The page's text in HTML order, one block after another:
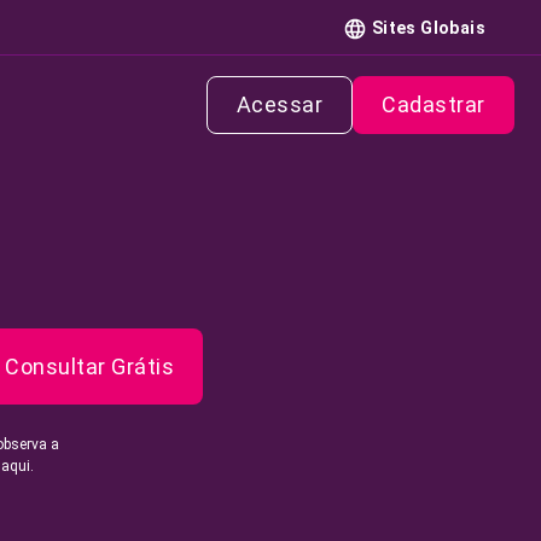
Sites Globais
Acessar Cadastrar
Consultar Grátis
a